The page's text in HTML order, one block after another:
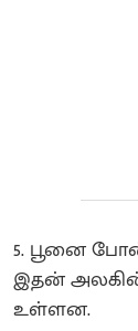
5. பூனை
இதன் அலகின்
உள்ளன.